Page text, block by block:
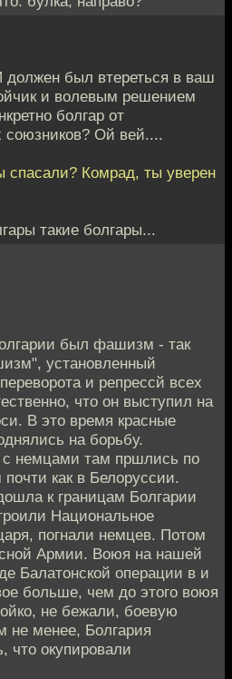
был втереться в ваш
и волевым решением
болгар от
союзников? Ой вей....
спасали? Комрад, ты уверен
такие болгары...
был фашизм - так
установленный
и репрессй всех
что он выступил на
В это время красные
на борьбу.
немцами там пршлись по
как в Белоруссии.
к границам Болгарии
Национальное
погнали немцев. Потом
Армии. Воюя на нашей
Балатонской операции в и
больше, чем до этого воюя
не бежали, боевую
не менее, Болгария
что окупировали